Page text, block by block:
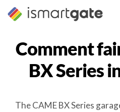
Skip
Comment
BX Series
The CAME BX Series